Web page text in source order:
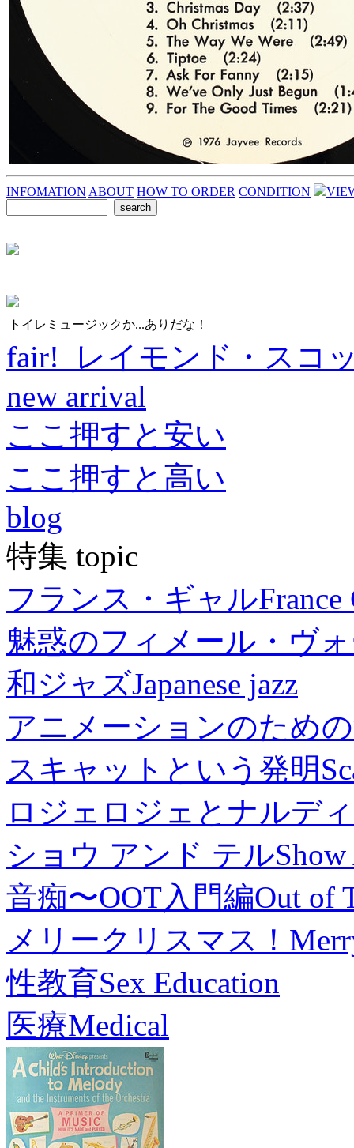
INFOMATION ABOUT HOW TO ORDER CONDITION
トイレミュージックか...ありだな！
fair! レイモンド・スコ
new arrival
ここ押すと安い
ここ押すと高い
blog
特集 topic
フランス・ギャルFrance
魅惑のフィメール・ヴ
和ジャズJapanese jazz
アニメーションのため
スキャットという発明
ロジェロジェとナルデ
ショウ アンド テル
音痴〜OOT入門編Out of
メリークリスマス！
性教育Sex Education
医療Medical